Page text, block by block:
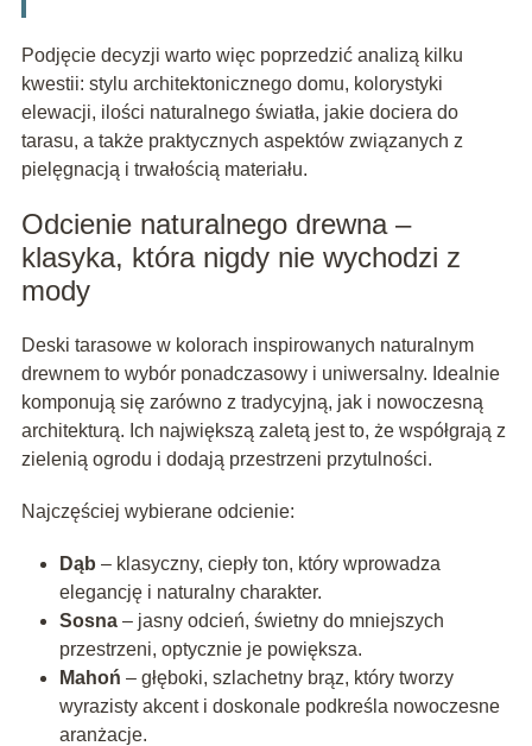
Podjęcie decyzji warto więc poprzedzić analizą kilku
kwestii: stylu architektonicznego domu, kolorystyki
elewacji, ilości naturalnego światła, jakie dociera do
tarasu, a także praktycznych aspektów związanych z
pielęgnacją i trwałością materiału.
Odcienie naturalnego drewna –
klasyka, która nigdy nie wychodzi z
mody
Deski tarasowe w kolorach inspirowanych naturalnym
drewnem to wybór ponadczasowy i uniwersalny. Idealnie
komponują się zarówno z tradycyjną, jak i nowoczesną
architekturą. Ich największą zaletą jest to, że współgrają z
zielenią ogrodu i dodają przestrzeni przytulności.
Najczęściej wybierane odcienie:
Dąb – klasyczny, ciepły ton, który wprowadza
elegancję i naturalny charakter.
Sosna– jasny odcień, świetny do mniejszych
przestrzeni, optycznie je powiększa.
Mahoń – głęboki, szlachetny brąz, który tworzy
wyrazisty akcent i doskonale podkreśla nowoczesne
aranżacje.